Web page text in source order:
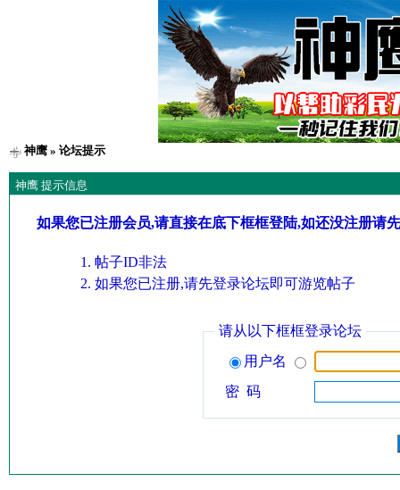
神鹰» 论坛提示
神鹰 提示信息
如果您已注册会员,请直接在底下框框登陆,如还没注册请
帖子ID非法
如果您已注册,请先登录论坛即可游览帖子
请从以下框框登录论坛
用户名
密 码